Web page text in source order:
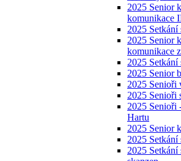
2025 Senior
komunikace
2025 Setkání
2025 Senior
komunikace
2025 Setkání
2025 Senior
2025 Senioři
2025 Senioři
2025 Senioři
Hartu
2025 Senior
2025
2025